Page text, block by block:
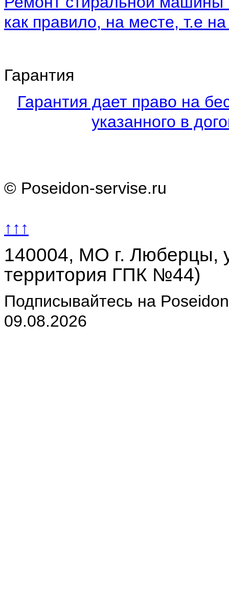
как правило, на месте, т.е
Гарантия
Гарантия дает право на
указанного в
© Poseidon-servise.ru
↑↑↑
140004, МО г. Люберцы,
территория ГПК №44)
Подписывайтесь на
09.08.2026